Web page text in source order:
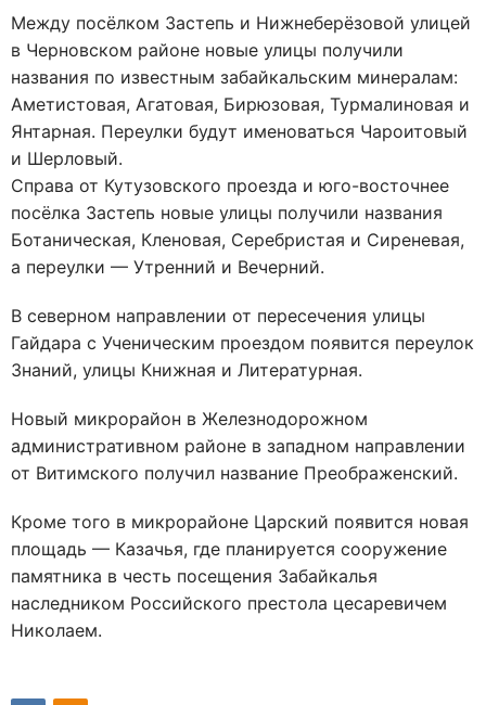
Между посёлком Застепь и Нижнеберёзовой улицей
в Черновском районе новые улицы получили
названия по известным забайкальским минералам:
Аметистовая, Агатовая, Бирюзовая, Турмалиновая и
Янтарная. Переулки будут именоваться Чароитовый
и Шерловый.
Справа от Кутузовского проезда и юго-восточнее
посёлка Застепь новые улицы получили названия
Ботаническая, Кленовая, Серебристая и Сиреневая,
а переулки — Утренний и Вечерний.
В северном направлении от пересечения улицы
Гайдара с Ученическим проездом появится переулок
Знаний, улицы Книжная и Литературная.
Новый микрорайон в Железнодорожном
административном районе в западном направлении
от Витимского получил название Преображенский.
Кроме того в микрорайоне Царский появится новая
площадь — Казачья, где планируется сооружение
памятника в честь посещения Забайкалья
наследником Российского престола цесаревичем
Николаем.